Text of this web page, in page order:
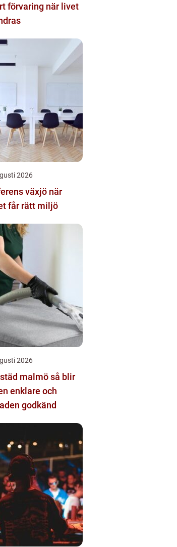
förvaring när livet
2026
växjö när
får rätt miljö
2026
malmö så blir
enklare och
godkänd